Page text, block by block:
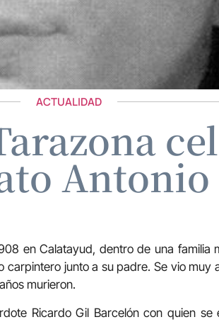
ACTUALIDAD
en Calatayud, dentro de una familia
carpintero junto a su padre. Se vio muy
murieron.
Ricardo Gil Barcelón con quien se